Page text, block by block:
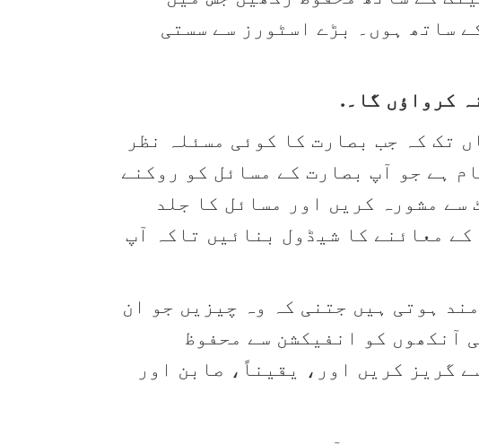
ساتھ ہوں۔ بڑے اسٹورز سے سستی
تک کہ جب بصارت کا کوئی مسئلہ نظر
ہے جو آپ بصارت کے مسائل کو روکنے
سے مشورہ کریں اور مسائل کا جلد
کے معائنے کا شیڈول بنائیں تاکہ آپ
ہوتی ہیں جتنی کہ وہ چیزیں جو ان
آنکھوں کو انفیکشن سے محفوظ
گریز کریں اور، یقیناً، صابن اور